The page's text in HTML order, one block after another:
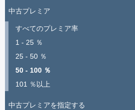
中古プレミア
すべてのプレミア率
1 - 25 ％
25 - 50 ％
50 - 100 ％
101 ％以上
中古プレミアを指定する